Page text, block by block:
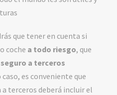
que tener en cuenta si
coche a todo riesgo, que
seguro a terceros
es conveniente que
a terceros deberá incluir el